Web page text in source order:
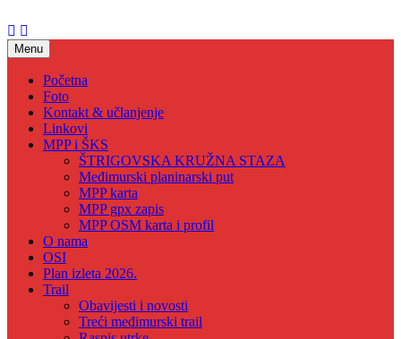
to
content
Menu
Početna
Foto
Kontakt & učlanjenje
Linkovi
MPP i ŠKS
ŠTRIGOVSKA KRUŽNA STAZA
Međimurski planinarski put
MPP karta
MPP gpx zapis
MPP OSM karta i profil
O nama
OSI
Plan izleta 2026.
Trail
Obavijesti i novosti
Treći međimurski trail